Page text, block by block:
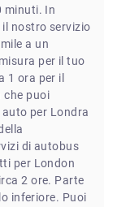
minuti. In
nostro servizio
a un
per il tuo
1 ora per il
che puoi
per Londra
di autobus
per London
2 ore. Parte
inferiore. Puoi